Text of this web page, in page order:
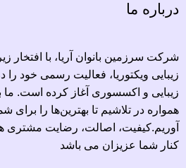
درباره ما
شرکت سرزمین بانوان آریا، با افتخار
زیبایی ویکتوریا، فعالیت رسمی خود
زیبایی و اکسسوری آغاز کرده است. ما
همواره در تلاشیم تا بهترین‌ها را برای
آوریم.کیفیت، اصالت، رضایت مشتری
کنار شما عزیزان می باشد